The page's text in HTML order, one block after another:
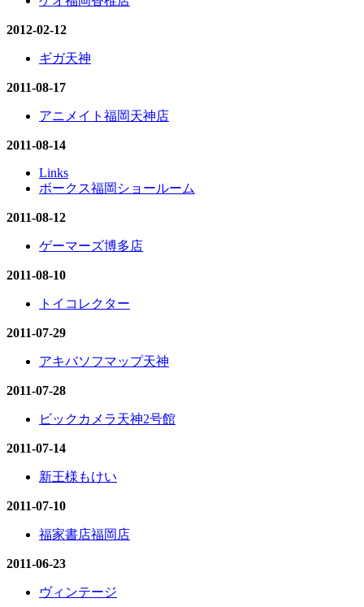
2012-02-12
ギガ天神
2011-08-17
アニメイト福岡天神店
2011-08-14
Links
ボークス福岡ショールーム
2011-08-12
ゲーマーズ博多店
2011-08-10
トイコレクター
2011-07-29
アキバソフマップ天神
2011-07-28
ビックカメラ天神2号館
2011-07-14
新王様もけい
2011-07-10
福家書店福岡店
2011-06-23
ヴィンテージ